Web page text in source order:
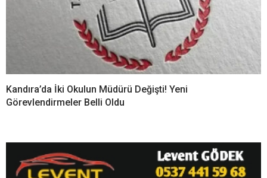
Kandıra’da İki Okulun Müdürü Değişti! Yeni
Görevlendirmeler Belli Oldu